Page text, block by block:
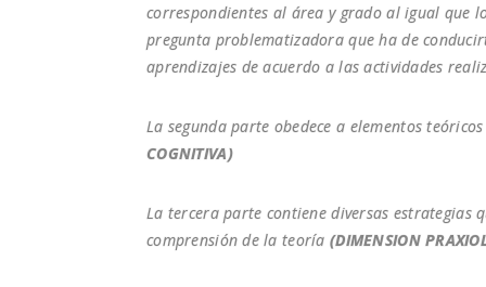
correspondientes al área y grado al igual que
pregunta problematizadora que ha de
aprendizajes de acuerdo a las actividades
La segunda parte obedece a elementos
COGNITIVA)
La tercera parte contiene diversas estrategias
comprensión de la teoría (DIMENSION